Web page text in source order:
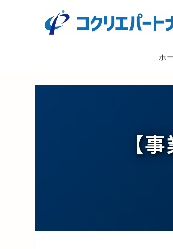
ホ
【